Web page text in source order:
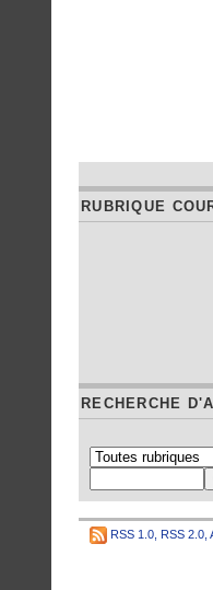
RUBRIQUE
RECHERCHE
RSS 1.0 RSS 2.0